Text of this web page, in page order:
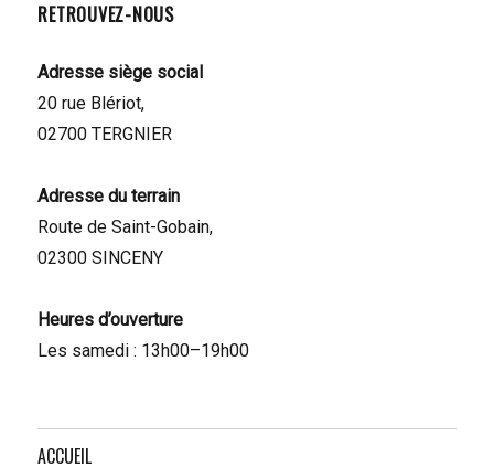
RETROUVEZ-NOUS
Adresse siège social
20 rue Blériot,
02700 TERGNIER
Adresse du terrain
Route de Saint-Gobain,
02300 SINCENY
Heures d’ouverture
Les samedi : 13h00–19h00
ACCUEIL